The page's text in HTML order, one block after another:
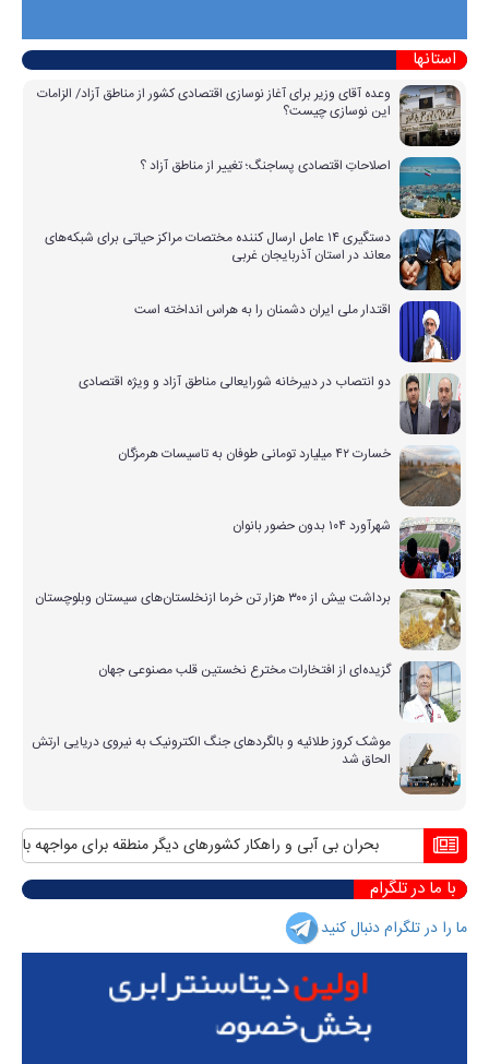
استانها
وعده آقای وزیر برای آغاز نوسازی اقتصادی کشور از مناطق آزاد/ الزامات
این نوسازی چیست؟
اصلاحاتِ اقتصادی پساجنگ؛ تغییر از مناطق آزاد ؟
دستگیری ۱۴ عامل ارسال کننده مختصات مراکز حیاتی برای شبکه‌های
معاند در استان آذربایجان غربی
اقتدار ملی ایران دشمنان را به هراس انداخته است
دو انتصاب در دبیرخانه شورایعالی مناطق آزاد و ویژه اقتصادی
خسارت ۴۲ میلیارد تومانی طوفان به تاسیسات هرمزگان
شهرآورد ۱۰۴ بدون حضور بانوان
برداشت بیش از ۳۰۰ هزار تن خرما ازنخلستان‌های سیستان وبلوچستان
گزیده‌ای از افتخارات مخترع نخستین قلب مصنوعی جهان
موشک کروز طلائیه و بالگردهای جنگ الکترونیک به نیروی دریایی ارتش
الحاق شد
بحران بی آبی و راهکار کشورهای دیگر منطقه برای مواجهه با آن
با ما در تلگرام
ما را در تلگرام دنبال کنید